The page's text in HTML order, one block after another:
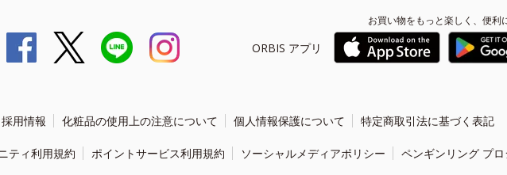
ORBIS アプリ
お買い物をもっと楽しく、便利
採用情報 化粧品の使用上の注意について 個人情報保護について 特定商取引法に基づく表記
ティ利用規約 ポイントサービス利用規約 ソーシャルメディアポリシー ペンギンリング プロ